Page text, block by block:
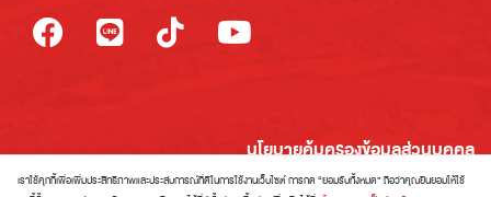
นโยบายคุ้มครองข้อมูลส่วนบุคคล
นโยบายการใช้งานคุกกี้
เราใช้คุกกี้เพื่อเพิ่มประสิทธิภาพและประสบการณ์ที่ดีในการใช้งานเว็บไซต์ การกด “ยอมรับทั้งหมด” ถือว่าคุณยินยอมให้ใช้